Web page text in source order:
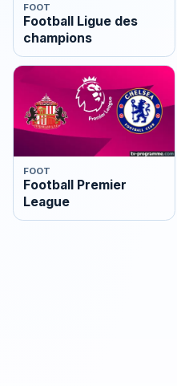
FOOT
Football Ligue des
champions
FOOT
Football Premier
League